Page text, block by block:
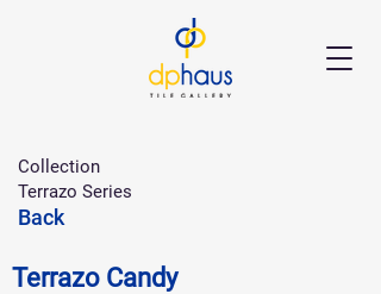
Collection
Terrazo Series
Back
Terrazo Candy